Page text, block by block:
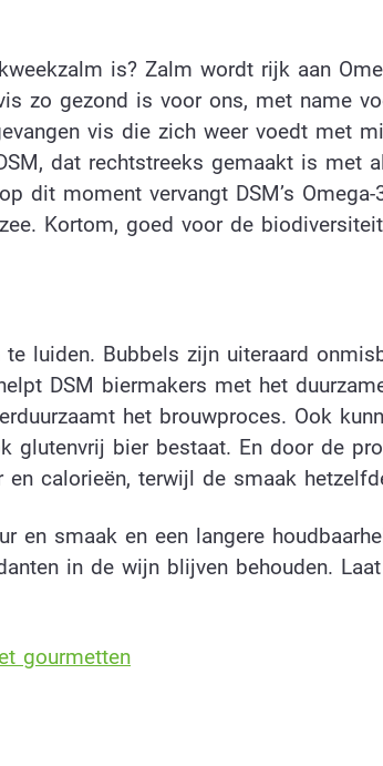
is? Zalm wordt rijk aan
zo gezond is voor ons, met name
vis die zich weer voedt met
dat rechtstreeks gemaakt is met
dit moment vervangt DSM’s
Kortom, goed voor de
luiden. Bubbels zijn uiteraard
DSM biermakers met het
het brouwproces. Ook
glutenvrij bier bestaat. En door de
calorieën, terwijl de smaak
en smaak en een langere
in de wijn blijven behouden.
gourmetten